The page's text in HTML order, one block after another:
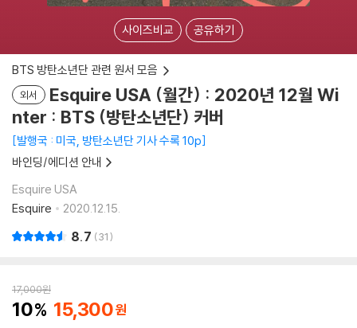
사이즈비교 공유하기
BTS 방탄소년단 관련 원서 모음
외서
Esquire USA (월간) : 2020년 12월 Wi
nter : BTS (방탄소년단) 커버
발행국 : 미국, 방탄소년단 기사 수록 10p
바인딩/에디션 안내
Esquire USA
Esquire
2020.12.15.
8.7 31
17,000원
10 15,300